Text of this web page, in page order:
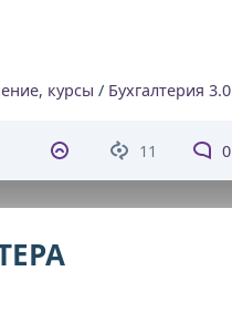
курсы / Бухгалтерия 3.0
11 0